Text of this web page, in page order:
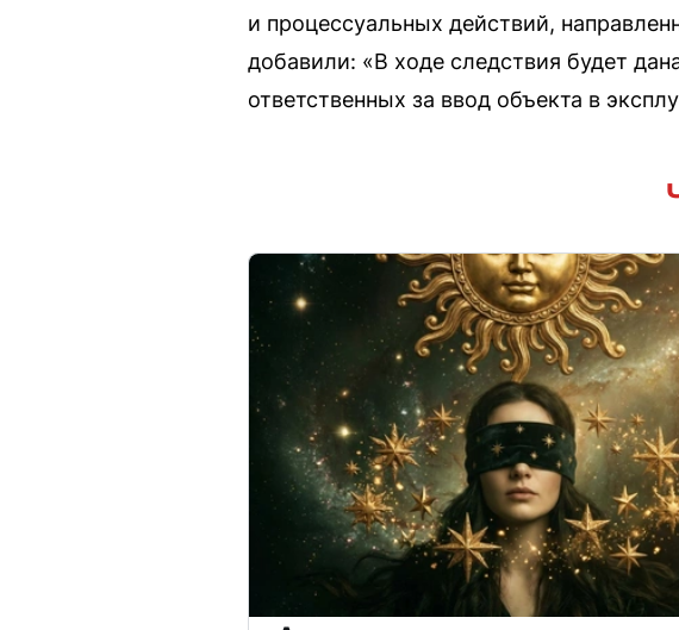
и процессуальных действий,
добавили: «В ходе следствия будет
ответственных за ввод объекта в